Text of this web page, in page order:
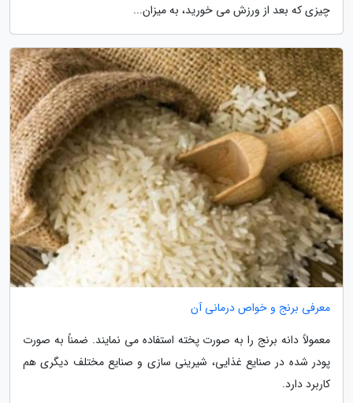
چیزی که بعد از ورزش می خورید، به میزان...
معرفی برنج و خواص درمانی آن
معمولاً دانه برنج را به صورت پخته استفاده می نمایند. ضمناً به صورت
پودر شده در صنایع غذایی، شیرینی سازی و صنایع مختلف دیگری هم
کاربرد دارد.